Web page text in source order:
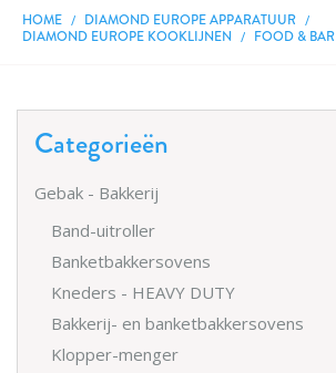
HOME
DIAMOND EUROPE APPARATUUR
DIAMOND EUROPE KOOKLIJNEN
FOOD & BAR
Categorieën
Gebak - Bakkerij
Band-uitroller
Banketbakkersovens
Kneders - HEAVY DUTY
Bakkerij- en banketbakkersovens
Klopper-menger